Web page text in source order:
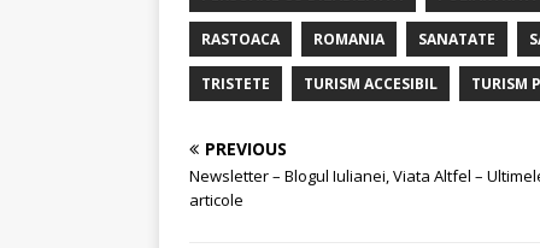
RASTOACA ROMANIA SANATATE
TRISTETE TURISM ACCESIBIL TURISM
PREVIOUS
Newsletter – Blogul Iulianei, Viata Altfel –
articole